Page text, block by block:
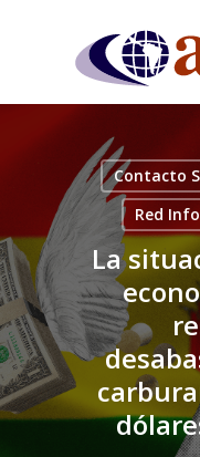
content
Contacto
Red
La